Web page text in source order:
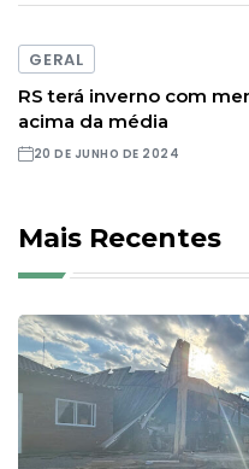
GERAL
RS terá inverno com
acima da média
20 DE JUNHO DE 2024
Mais Recentes